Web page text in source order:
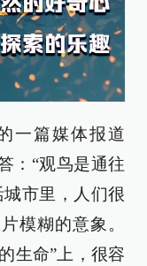
一篇媒体报道
：“观鸟是通往
市里，人们很
模糊的意象。
生命”上，很容